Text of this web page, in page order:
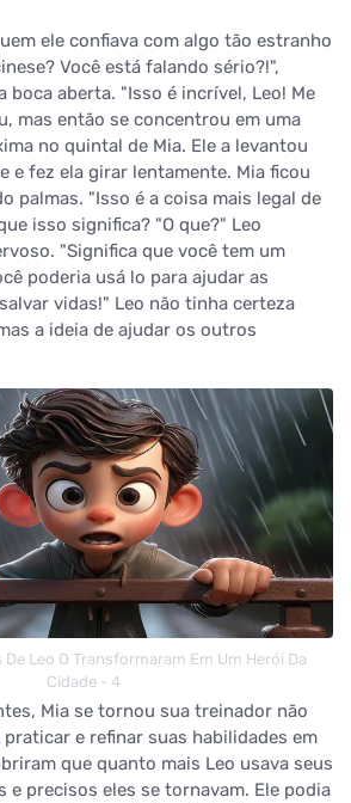
ele confiava com algo tão estranho
Você está falando sério?!",
boca aberta. "Isso é incrível, Leo! Me
mas então se concentrou em uma
no quintal de Mia. Ele a levantou
e fez ela girar lentamente. Mia ficou
palmas. "Isso é a coisa mais legal de
isso significa? "O que?" Leo
"Significa que você tem um
poderia usá lo para ajudar as
vidas!" Leo não tinha certeza
a ideia de ajudar os outros
Leo O Transformaram Em Um Herói Da
Cidade - 4
Mia se tornou sua treinador não
e refinar suas habilidades em
que quanto mais Leo usava seus
e precisos eles se tornavam. Ele podia